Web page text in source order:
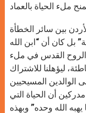
بين سائر الخطأة
بل كان أن “ابن الله
والروح القدس في ملء
ليؤهلنا للاشتراك
الوالدين المسيحيين
أن الحياة التي
الله وحده” وبهذه